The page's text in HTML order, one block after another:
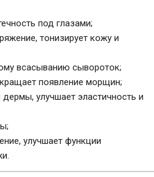
под глазами;
тонизирует кожу и
всасыванию сывороток;
появление морщин;
дермы, улучшает эластичность и
улучшает функции